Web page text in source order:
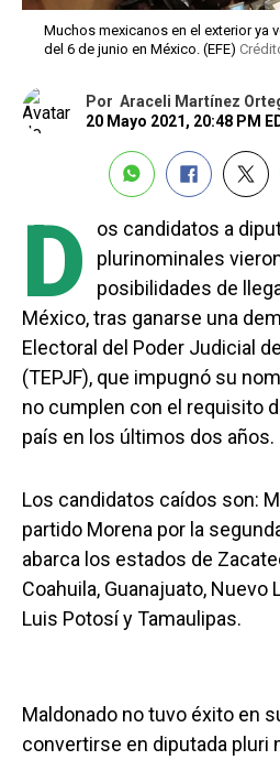
Muchos mexicanos en el exterior ya
del 6 de junio en México. (EFE)
Por Araceli Martínez
20 Mayo 2021, 20:48 PM
D
os candidatos a
plurinominales
posibilidades de
México, tras ganarse una
Electoral del Poder Judicial
(TEPJF), que impugnó su
no cumplen con el requisito
país en los últimos dos años.
Los candidatos caídos son:
partido Morena por la
abarca los estados de
Coahuila, Guanajuato, Nuevo
Luis Potosí y Tamaulipas.
Maldonado no tuvo éxito en
convertirse en diputada pluri